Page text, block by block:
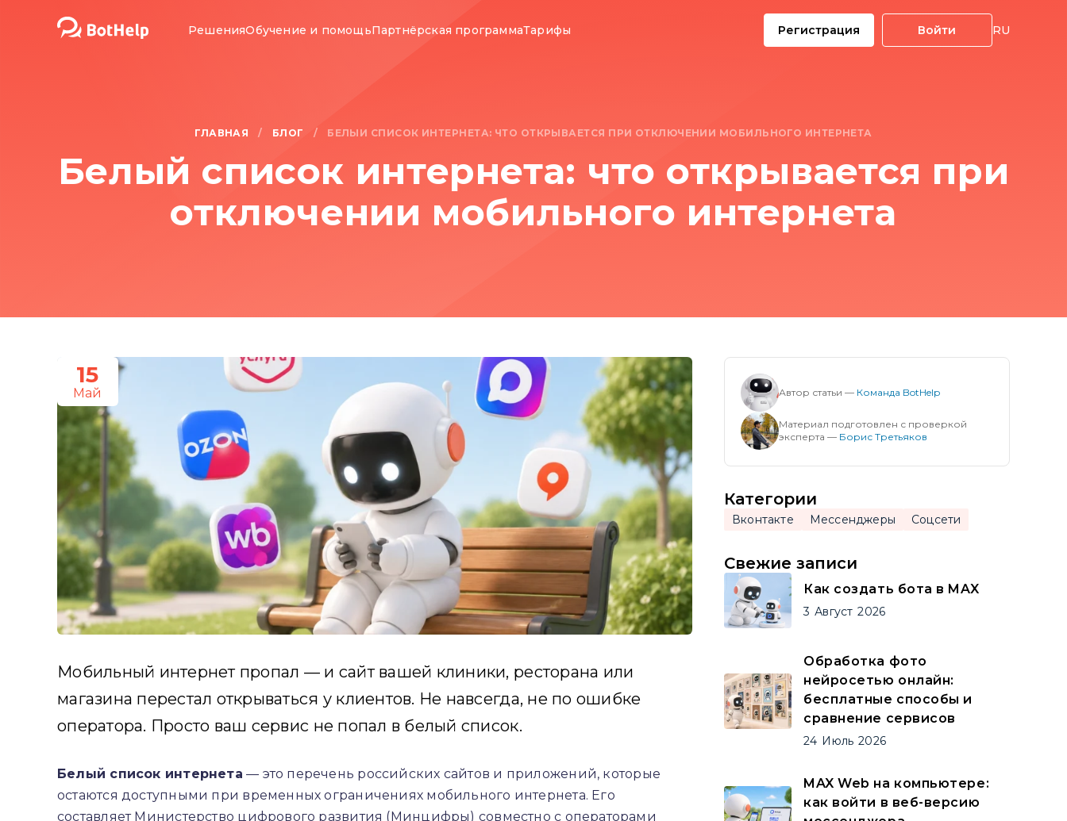
РешенияОбучение и помощьПартнёрская программаТарифы Регистрация Войти RU
ГЛАВНАЯ / БЛОГ / БЕЛЫЙ СПИСОК ИНТЕРНЕТА: ЧТО ОТКРЫВАЕТСЯ ПРИ ОТКЛЮЧЕНИИ МОБИЛЬНОГО ИНТЕРНЕТА
Белый список интернета: что открывается при
отключении мобильного интернета
15
Май
Мобильный интернет пропал — и сайт вашей клиники, ресторана или
магазина перестал открываться у клиентов. Не навсегда, не по ошибке
оператора. Просто ваш сервис не попал в белый список.
Белый список интернета — это перечень российских сайтов и приложений, которые
остаются доступными при временных ограничениях мобильного интернета. Его
составляет Министерство цифрового развития (Минцифры) совместно с операторами
Автор статьи — Команда BotHelp
Материал подготовлен с проверкой
эксперта — Борис Третьяков
Категории
Вконтакте Мессенджеры Соцсети
Свежие записи
Как создать бота в MAX
3 Август 2026
Обработка фото
нейросетью онлайн:
бесплатные способы и
сравнение сервисов
24 Июль 2026
MAX Web на компьютере:
как войти в веб-версию